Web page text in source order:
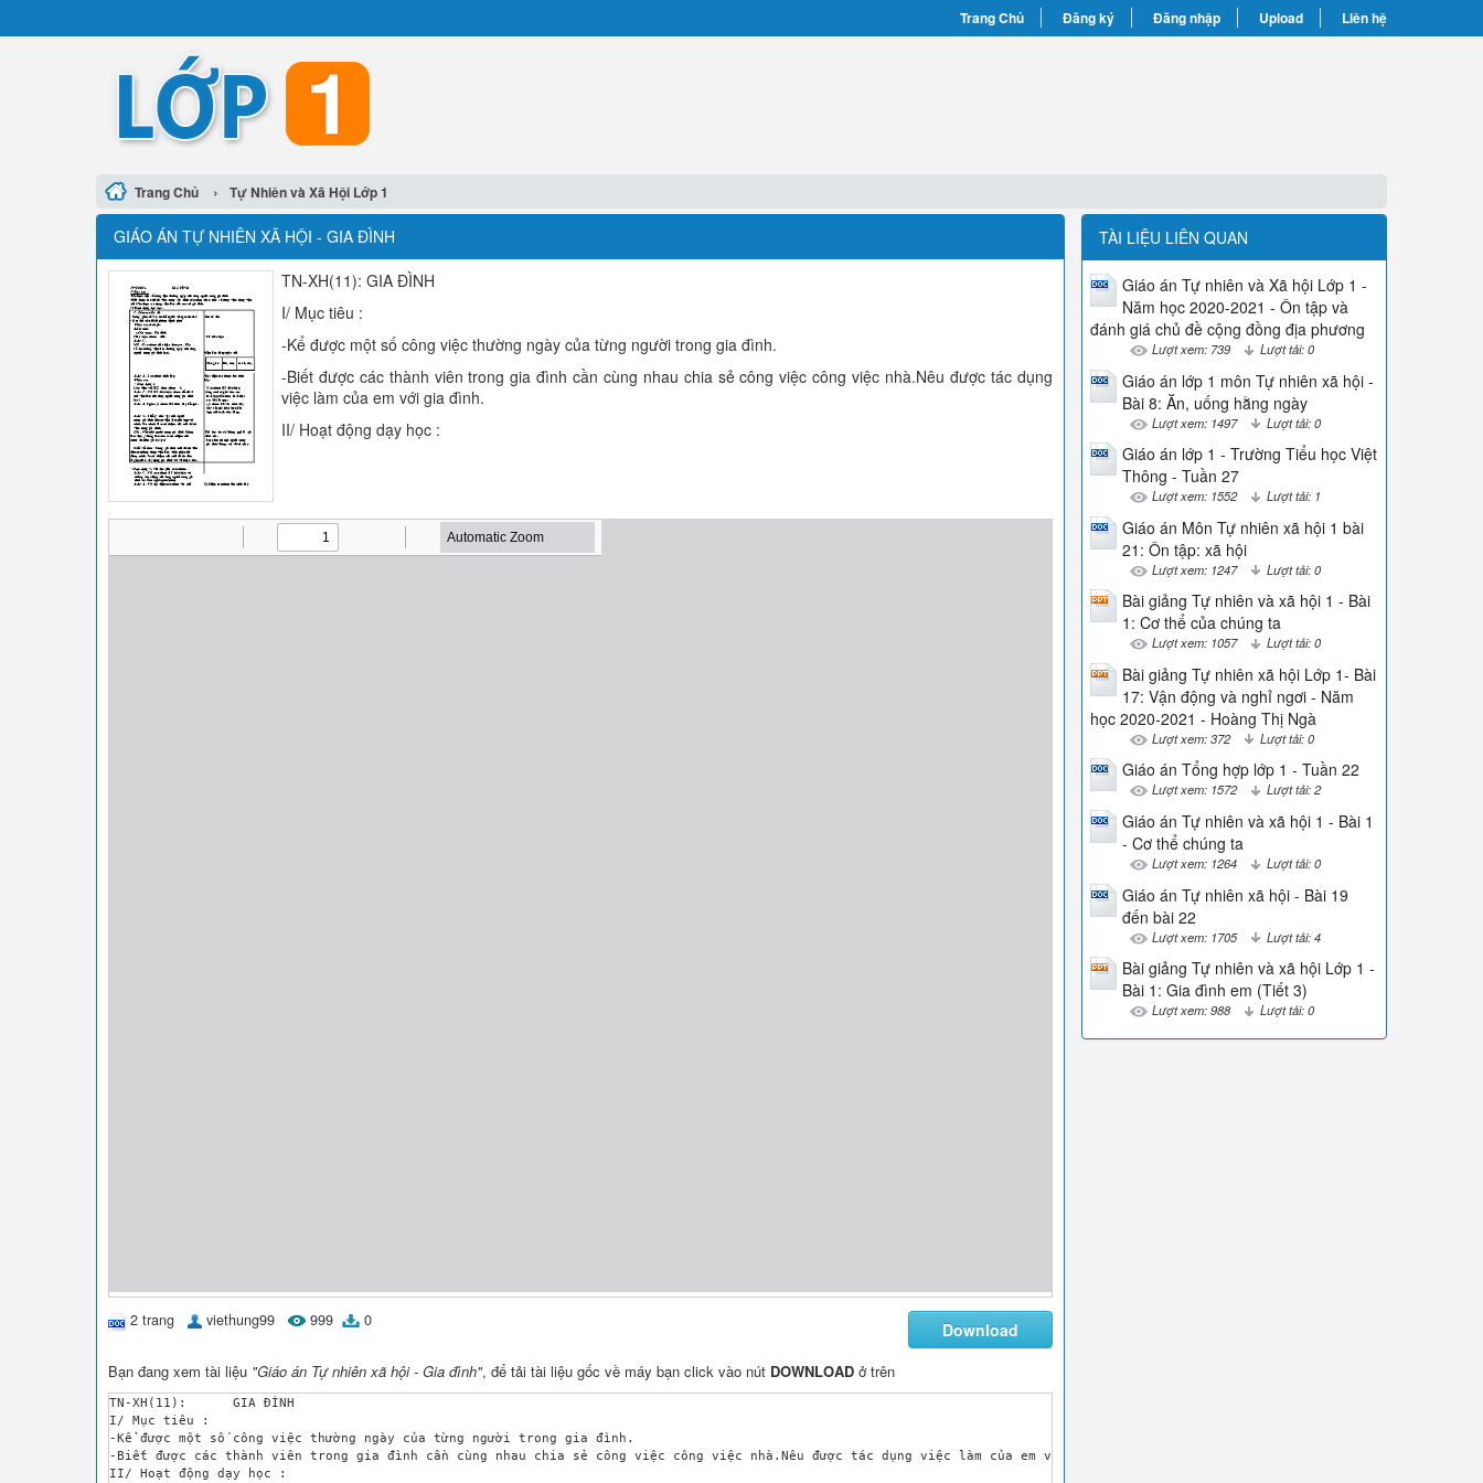
Trang Chủ Đăng ký Đăng nhập Upload Liên hệ
Trang Chủ › Tự Nhiên và Xã Hội Lớp 1
GIÁO ÁN TỰ NHIÊN XÃ HỘI - GIA ĐÌNH
TN-XH(11): GIA ĐÌNH
I/ Mục tiêu :
-Kể được một số công việc thường ngày của từng người trong gia đình.
-Biết được các thành viên trong gia đình cần cùng nhau chia sẻ công việc công việc nhà.Nêu được tác dụng
việc làm của em với gia đình.
II/ Hoạt động dạy học :
2 trang viethung99 999 0 Download
Bạn đang xem tài liệu "Giáo án Tự nhiên xã hội - Gia đình", để tải tài liệu gốc về máy bạn click vào nút DOWNLOAD ở trên
TN-XH(11):	GIA ĐÌNH
I/ Mục tiêu :
-Kể được một số công việc thường ngày của từng người trong gia đình.
-Biết được các thành viên trong gia đình cần cùng nhau chia sẻ công việc công việc nhà.Nêu được tác dụng việc làm của em với gia đình.
II/ Hoạt động dạy học :
TÀI LIỆU LIÊN QUAN
Giáo án Tự nhiên và Xã hội Lớp 1 -
Năm học 2020-2021 - Ôn tập và
đánh giá chủ đề cộng đồng địa phương
Lượt xem: 739 Lượt tải: 0
Giáo án lớp 1 môn Tự nhiên xã hội -
Bài 8: Ăn, uống hằng ngày
Lượt xem: 1497 Lượt tải: 0
Giáo án lớp 1 - Trường Tiểu học Việt
Thông - Tuần 27
Lượt xem: 1552 Lượt tải: 1
Giáo án Môn Tự nhiên xã hội 1 bài
21: Ôn tập: xã hội
Lượt xem: 1247 Lượt tải: 0
Bài giảng Tự nhiên và xã hội 1 - Bài
1: Cơ thể của chúng ta
Lượt xem: 1057 Lượt tải: 0
Bài giảng Tự nhiên xã hội Lớp 1- Bài
17: Vận động và nghỉ ngơi - Năm
học 2020-2021 - Hoàng Thị Ngà
Lượt xem: 372 Lượt tải: 0
Giáo án Tổng hợp lớp 1 - Tuần 22
Lượt xem: 1572 Lượt tải: 2
Giáo án Tự nhiên và xã hội 1 - Bài 1
- Cơ thể chúng ta
Lượt xem: 1264 Lượt tải: 0
Giáo án Tự nhiên xã hội - Bài 19
đến bài 22
Lượt xem: 1705 Lượt tải: 4
Bài giảng Tự nhiên và xã hội Lớp 1 -
Bài 1: Gia đình em (Tiết 3)
Lượt xem: 988 Lượt tải: 0